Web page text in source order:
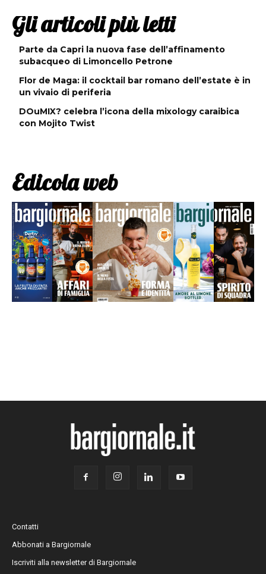
Gli articoli più letti
Parte da Capri la nuova fase dell’affinamento
subacqueo di Limoncello Petrone
Flor de Maga: il cocktail bar romano dell’estate è in
un vivaio di periferia
DOuMIX? celebra l’icona della mixology caraibica
con Mojito Twist
Edicola web
Contatti
Abbonati a Bargiornale
Iscriviti alla newsletter di Bargiornale